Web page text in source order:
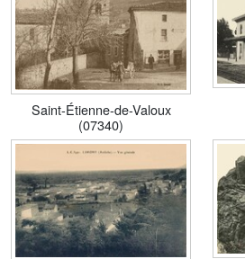
Saint-Étienne-de-Valoux
(07340)